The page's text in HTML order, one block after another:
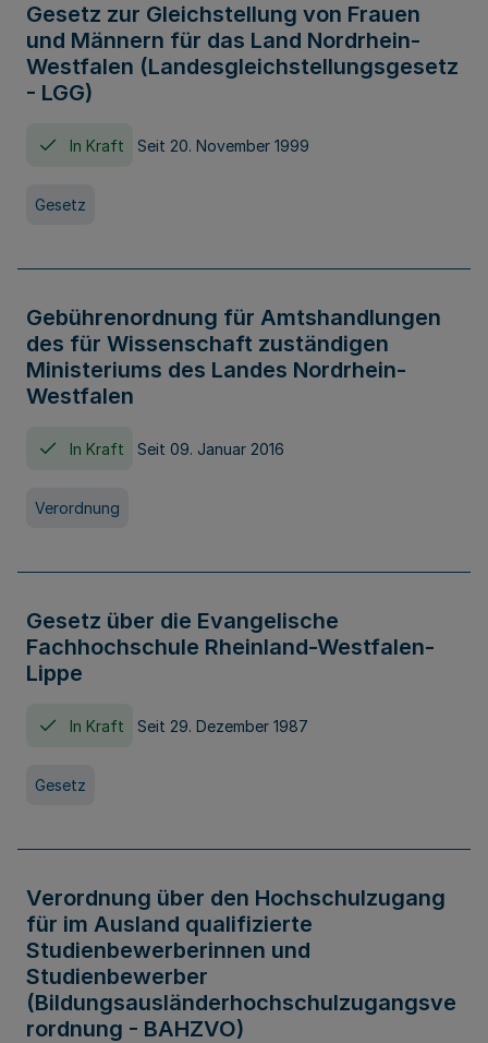
Gesetz zur Gleichstellung von Frauen
und Männern für das Land Nordrhein-
Westfalen (Landesgleichstellungsgesetz
- LGG)
In Kraft Seit 20. November 1999
Gesetz
Gebührenordnung für Amtshandlungen
des für Wissenschaft zuständigen
Ministeriums des Landes Nordrhein-
Westfalen
In Kraft Seit 09. Januar 2016
Verordnung
Gesetz über die Evangelische
Fachhochschule Rheinland-Westfalen-
Lippe
In Kraft Seit 29. Dezember 1987
Gesetz
Verordnung über den Hochschulzugang
für im Ausland qualifizierte
Studienbewerberinnen und
Studienbewerber
(Bildungsausländerhochschulzugangsve
rordnung - BAHZVO)